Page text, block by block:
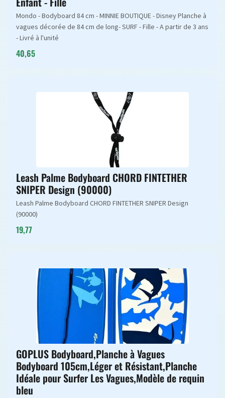
Mondo - Bodyboard 84 cm - MINNIE BOUTIQUE - Disney Planche à
vagues décorée de 84 cm de long- SURF - Fille - A partir de 3 ans
- Livré à l'unité
40,65
Leash Palme Bodyboard CHORD FINTETHER
SNIPER Design (90000)
Leash Palme Bodyboard CHORD FINTETHER SNIPER Design
(90000)
19,77
GOPLUS Bodyboard,Planche à Vagues
Bodyboard 105cm,Léger et Résistant,Planche
Idéale pour Surfer Les Vagues,Modèle de requin
bleu